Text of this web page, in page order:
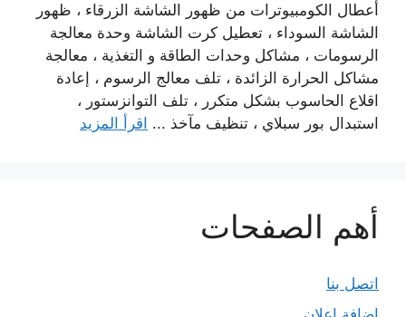
أعطال الكومبيوترات من ظهور الشاشة الزرقاء ، ظهور
الشاشة السوداء ، تعطيل كرت الشاشة وحدة معالجة
الرسومات ، مشاكل وحدات الطاقة و التغذية ، معالجة
مشاكل الحرارة الزائدة ، تلف معالج الرسوم ، إعادة
اقلاع الحاسوب بشكل متكرر ، تلف التوانزستور ،
استبدال بور سبلاي ، تنظيف مآخذ ... اقرأ المزيد
أهم الصفحات
اتصل بنا